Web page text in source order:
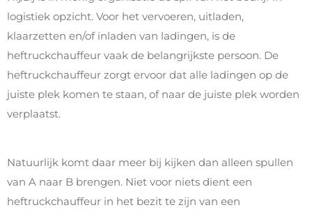
logistiek opzicht. Voor het vervoeren, uitladen,
klaarzetten en/of inladen van ladingen, is de
heftruckchauffeur vaak de belangrijkste persoon. De
heftruckchauffeur zorgt ervoor dat alle ladingen op de
juiste plek komen te staan, of naar de juiste plek worden
verplaatst.
Natuurlijk komt daar meer bij kijken dan alleen spullen
van A naar B brengen. Niet voor niets dient een
heftruckchauffeur in het bezit te zijn van een